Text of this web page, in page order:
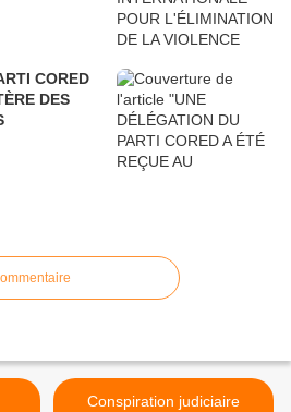
CORED
DES
Conspiration judiciaire